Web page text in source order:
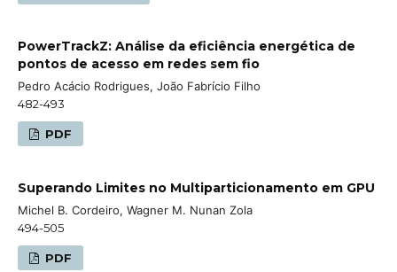
PowerTrackZ: Análise da eficiência energética de
pontos de acesso em redes sem fio
Pedro Acácio Rodrigues, João Fabrício Filho
482-493
PDF
Superando Limites no Multiparticionamento em GPU
Michel B. Cordeiro, Wagner M. Nunan Zola
494-505
PDF